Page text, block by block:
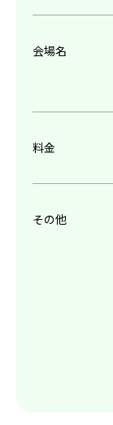
会場名
料金
その他